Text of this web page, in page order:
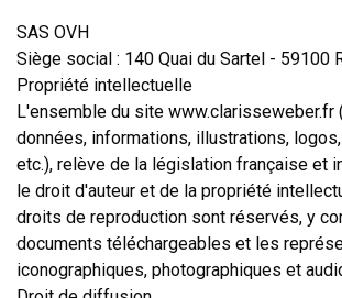
SAS OVH
Siège social : 140 Quai du Sartel - 59100
Propriété intellectuelle
L'ensemble du site www.clarisseweber.fr
données, informations, illustrations,
etc.), relève de la législation française et
le droit d'auteur et de la propriété
droits de reproduction sont réservés, y
documents téléchargeables et les
iconographiques, photographiques et